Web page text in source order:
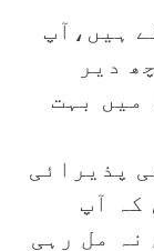
ہیں،آپ
دیر
میں بہت
پذیرائی
کہ آپ
نہ مل رہی